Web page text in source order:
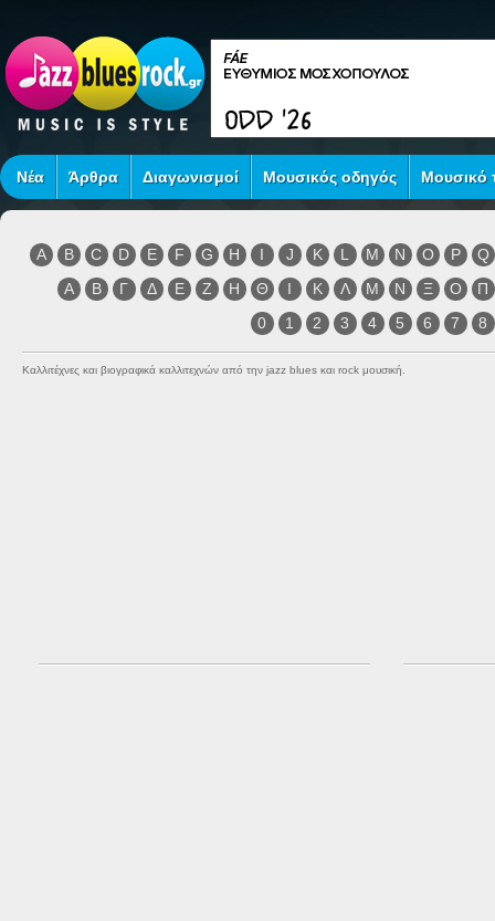
Νέα Άρθρα Διαγωνισμοί Μουσικός οδηγός Μουσικό
A B C D E F G H I J K L M N O P
Q
Α
Β Γ Δ Ε Ζ Η Θ Ι Κ Λ Μ Ν Ξ Ο
Π
0
1 2 3 4 5 6 7 8
Καλλιτέχνες και βιογραφικά καλλιτεχνών από την jazz blues και rock μουσική.